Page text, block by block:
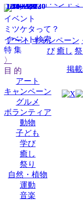
イベント
ミツケタって？
イベント検索
特 集
〉
目 的
アート
キャンペーン
グルメ
ボランティア
動物
子ども
学び
癒し
祭り
自然・植物
運動
音楽
HOME イベント
アート キャンペーン
び 癒し 祭
掲
1/30
1/30
1/30,31,1
1/27～2/1
1/24～2/1
1/24～2/1
1/10～2/23
1/3～2/1
12/20～3/20